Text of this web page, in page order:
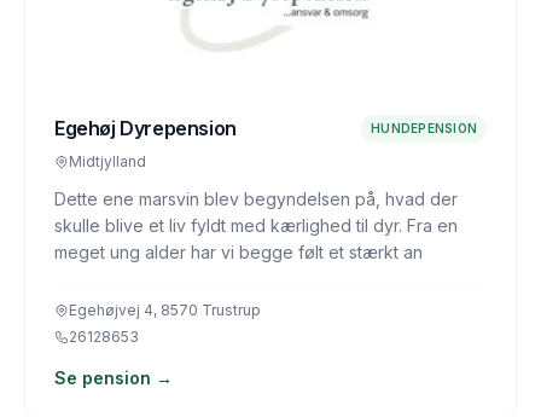
Egehøj Dyrepension HUNDEPENSION
Midtjylland
Dette ene marsvin blev begyndelsen på, hvad der
skulle blive et liv fyldt med kærlighed til dyr. Fra en
meget ung alder har vi begge følt et stærkt an
Egehøjvej 4, 8570 Trustrup
26128653
Se pension →